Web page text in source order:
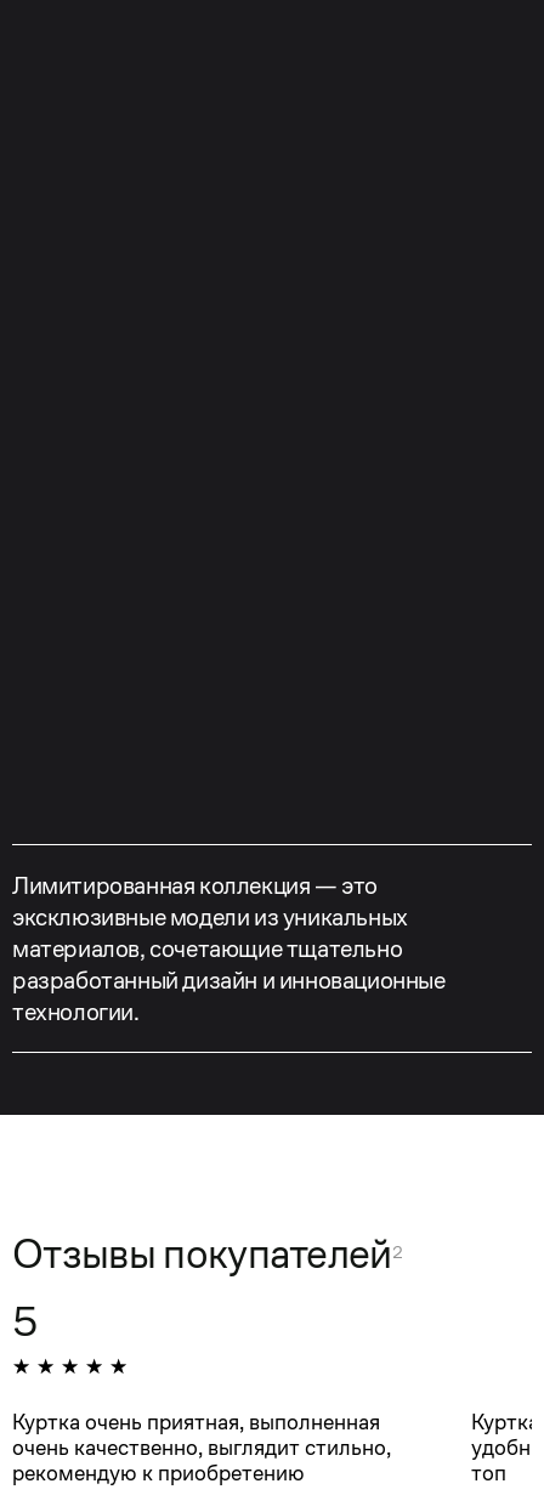
Лимитированная коллекция — это
эксклюзивные модели из уникальных
материалов, сочетающие тщательно
разработанный дизайн и инновационные
технологии.
Отзывы покупателей2
5
Куртка очень приятная, выполненная
очень качественно, выглядит стильно,
рекомендую к приобретению
топ